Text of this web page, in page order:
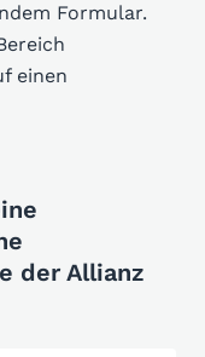
Formular.
einen
der Allianz